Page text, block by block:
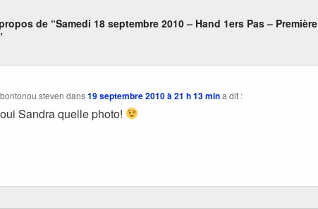
de “Samedi 18 septembre 2010 – Hand 1ers Pas – Première
bontonou steven dans19 septembre 2010 à 21 h 13 mina dit :
oui Sandra quelle photo!